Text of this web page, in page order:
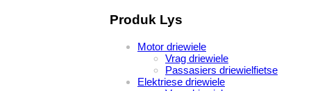
Produk Lys
Motor driewiele
Vrag driewiele
Passasiers driewielfietse
Elektriese driewiele